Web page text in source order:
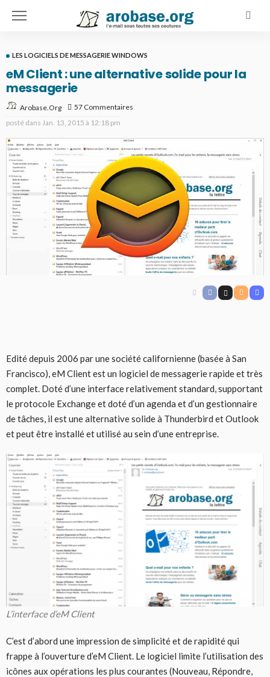
LES LOGICIELS DE MESSAGERIE WINDOWS
eM Client : une alternative solide pour la
messagerie
Arobase.org
57 Commentaires
posté dans Jan. 13, 2015 à 12:18 pm
Edité depuis 2006 par une société californienne (basée à San
Francisco), eM Client est un logiciel de messagerie rapide et très
complet. Doté d’une interface relativement standard, supportant
le protocole Exchange et doté d’un agenda et d’un gestionnaire
de tâches, il est une alternative solide à Thunderbird et Outlook
et peut être installé et utilisé au sein d’une entreprise.
L’interface d’eM Client
C’est d’abord une impression de simplicité et de rapidité qui
frappe à l’ouverture d’eM Client. Le logiciel limite l’utilisation des
icônes aux opérations les plus courantes (Nouveau, Répondre,